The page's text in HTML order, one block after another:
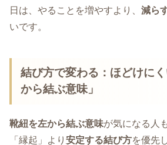
日は、やることを増やすより、 減ら
いです。
結び方で変わる：ほどけに
から結ぶ意味」
靴紐を左から結ぶ意味が気になる人
「縁起」より 安定する結び方を優先